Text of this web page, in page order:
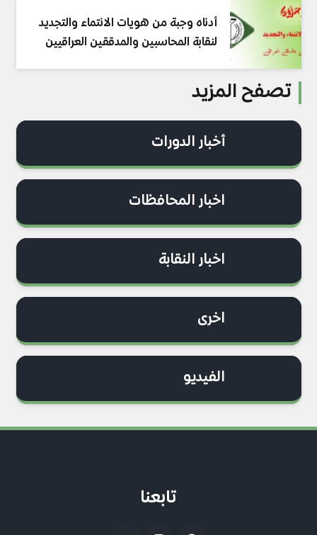
أدناه وجبة من هويات الانتماء والتجديد
لنقابة المحاسبين والمدققين العراقيين
تصفح المزيد
أخبار الدورات
اخبار المحافظات
اخبار النقابة
اخرى
الفيديو
تابعنا